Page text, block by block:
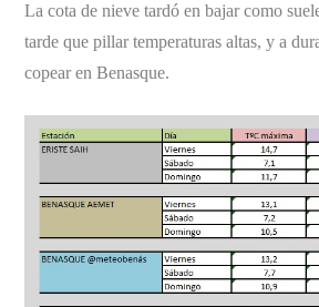
La cota de nieve tardó en bajar como
tarde que pillar temperaturas altas, y a
copear en Benasque.